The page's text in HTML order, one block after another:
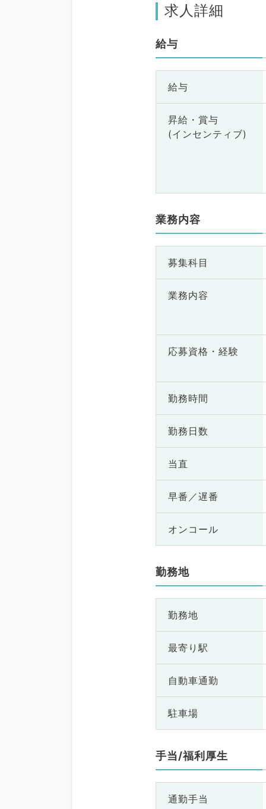
求人詳細
給与
給与
昇給・賞与
(インセンティブ)
業務内容
募集科目
業務内容
応募資格・ 経験
勤務時間
勤務日数
当直
早番／遅番
オンコール
勤務地
勤務地
最寄り駅
自動車通勤
駐車場
手当/福利厚生
通勤手当